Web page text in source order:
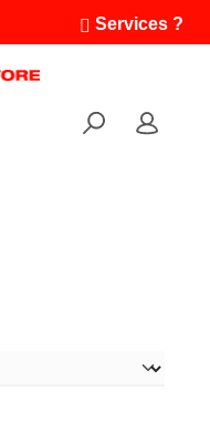
Services ?